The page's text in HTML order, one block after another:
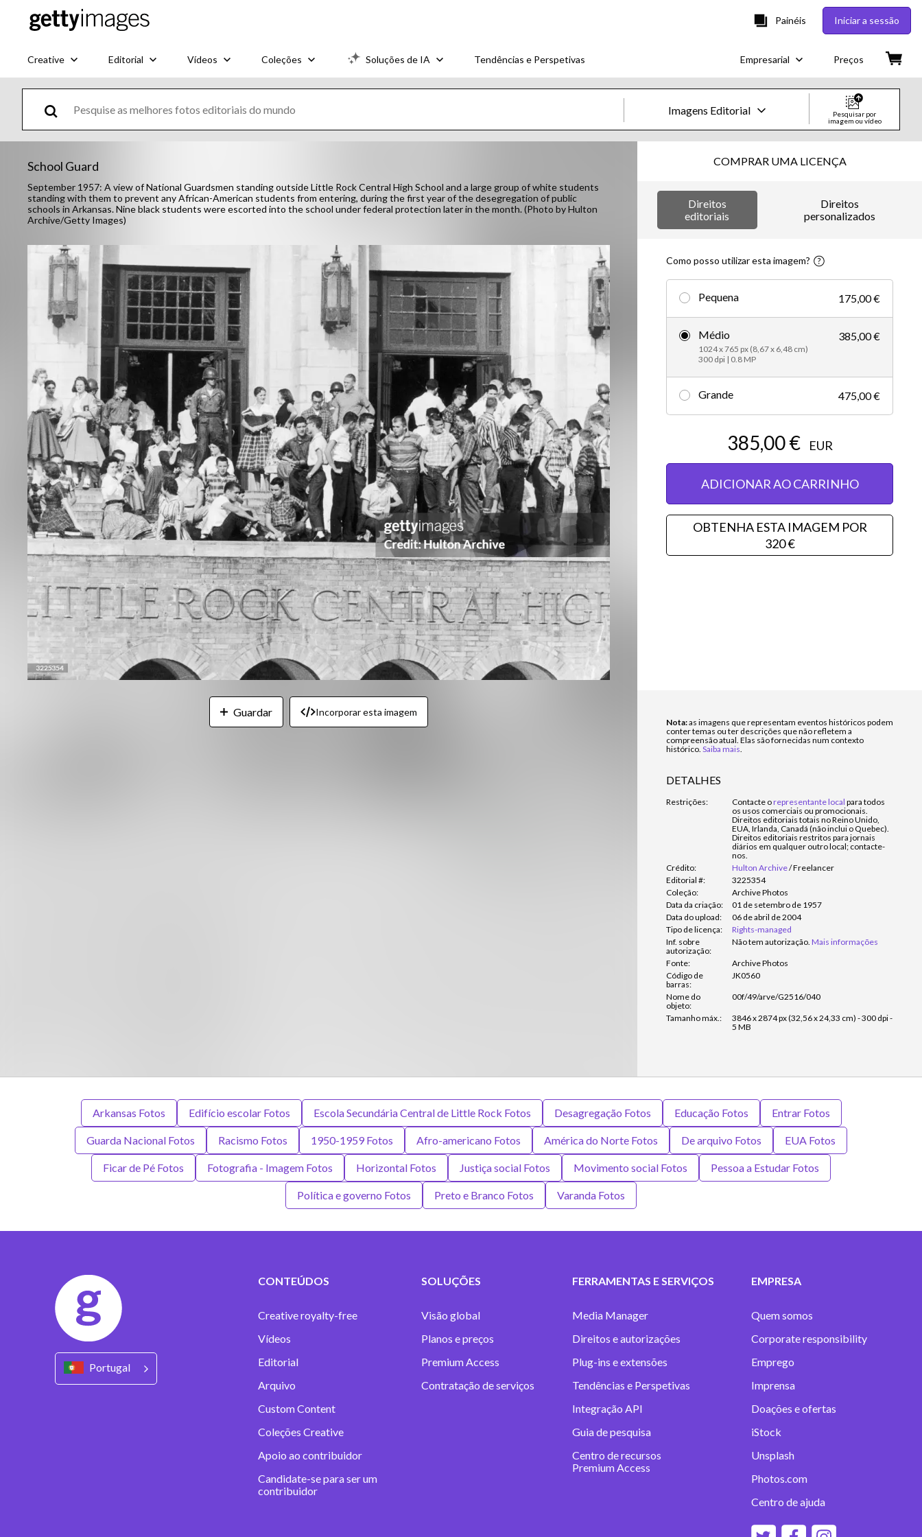
Painéis Iniciar a sessão
Creative Editorial Vídeos Coleções Soluções de IA Tendências e Perspetivas Empresarial Preços
Imagens Editorial
Imagens
Creative
Vídeos
Creative
Pesquisar por
imagem ou vídeo
School Guard
September 1957: A view of National Guardsmen standing outside Little Rock Central High School and a large group of white students
standing with them to prevent any African-American students from entering, during the first year of the desegregation of public
schools in Arkansas. Nine black students were escorted into the school under federal protection later in the month. (Photo by Hulton
Archive/Getty Images)
Guardar Incorporar esta imagem
COMPRAR UMA LICENÇA
Direitos
editoriais
Direitos
personalizados
Como posso utilizar esta imagem?
Pequena 175,00 €
Médio
1024 x 765 px (8,67 x 6,48 cm)
300 dpi | 0.8 MP
385,00 €
Grande 475,00 €
385,00 € EUR
ADICIONAR AO CARRINHO
OBTENHA ESTA IMAGEM POR
320 €
Nota:as imagens que representam eventos históricos podem
conter temas ou ter descrições que não refletem a
compreensão atual. Elas são fornecidas num contexto
histórico. Saiba mais.
DETALHES
Restrições: Contacte orepresentante local para todos
os usos comerciais ou promocionais.
Direitos editoriais totais no Reino Unido,
EUA, Irlanda, Canadá (não inclui o Quebec).
Direitos editoriais restritos para jornais
diários em qualquer outro local; contacte-
nos.
Crédito:
Hulton Archive/Freelancer
Editorial #:
3225354
Coleção:
Archive Photos
Data da criação:
01 de setembro de 1957
Data do upload:
06 de abril de 2004
Tipo de licença:
Rights-managed
Inf. sobre
autorização:
Não tem autorização. Mais informações
Fonte:
Archive Photos
Código de
barras:
JK0560
Nome do
objeto:
00f/49/arve/G2516/040
Tamanho máx.:
3846 x 2874 px (32,56 x 24,33 cm) - 300 dpi -
5 MB
Arkansas Fotos Edifício escolar Fotos Escola Secundária Central de Little Rock Fotos Desagregação Fotos Educação Fotos Entrar Fotos
Guarda Nacional Fotos Racismo Fotos 1950-1959 Fotos Afro-americano Fotos América do Norte Fotos De arquivo Fotos EUA Fotos
Ficar de Pé Fotos Fotografia - Imagem Fotos Horizontal Fotos Justiça social Fotos Movimento social Fotos Pessoa a Estudar Fotos
Política e governo Fotos Preto e Branco Fotos Varanda Fotos
Portugal
CONTEÚDOS
Creative royalty-free
Vídeos
Editorial
Arquivo
Custom Content
Coleções Creative
Apoio ao contribuidor
Candidate-se para ser um
contribuidor
SOLUÇÕES
Visão global
Planos e preços
Premium Access
Contratação de serviços
FERRAMENTAS E SERVIÇOS
Media Manager
Direitos e autorizações
Plug-ins e extensões
Tendências e Perspetivas
Integração API
Guia de pesquisa
Centro de recursos
Premium Access
EMPRESA
Quem somos
Corporate responsibility
Emprego
Imprensa
Doações e ofertas
iStock
Unsplash
Photos.com
Centro de ajuda